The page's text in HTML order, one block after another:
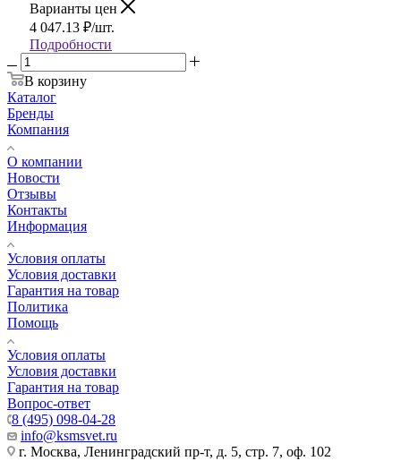
Варианты цен
4 047.13 ₽/шт.
Подробности
В корзину
Каталог
Бренды
Компания
О компании
Новости
Отзывы
Контакты
Информация
Условия оплаты
Условия доставки
Гарантия на товар
Политика
Помощь
Условия оплаты
Условия доставки
Гарантия на товар
Вопрос-ответ
8 (495) 098-04-28
info@ksmsvet.ru
г. Москва, Ленинградский пр-т, д. 5, стр. 7, оф. 102